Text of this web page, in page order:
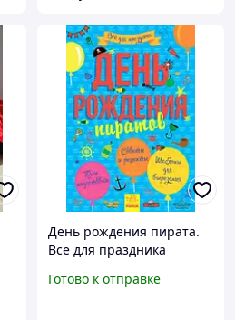
День рождения пирата.
Все для праздника
Готово к отправке